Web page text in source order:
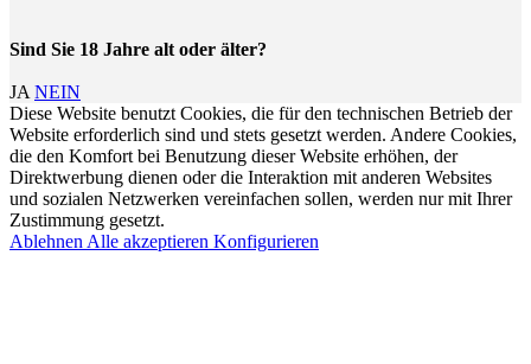
Sind Sie 18 Jahre alt oder älter?
JA NEIN
Diese Website benutzt Cookies, die für den technischen Betrieb der
Website erforderlich sind und stets gesetzt werden. Andere Cookies,
die den Komfort bei Benutzung dieser Website erhöhen, der
Direktwerbung dienen oder die Interaktion mit anderen Websites
und sozialen Netzwerken vereinfachen sollen, werden nur mit Ihrer
Zustimmung gesetzt.
Ablehnen Alle akzeptieren Konfigurieren